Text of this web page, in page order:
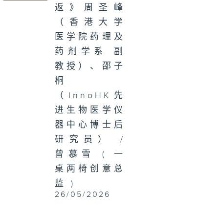
返》周圣峰
（香港大学
医学院药理及
药剂学系 副
教授）、邵子
桐
（InnoHK先
进生物医学仪
器中心博士后
研究员） /
曾慕雪 ( 一
桌两椅创意总
监 )
26/05/2026